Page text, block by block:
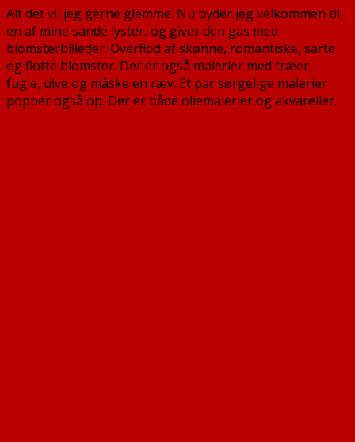
Alt det vil jeg gerne glemme. Nu byder jeg velkommen til
en af mine sande lyster, og giver den gas med
blomsterbilleder. Overflod af skønne, romantiske, sarte
og flotte blomster. Der er også malerier med træer,
fugle, ulve og måske en ræv. Et par sørgelige malerier
popper også op. Der er både oliemalerier og akvareller.